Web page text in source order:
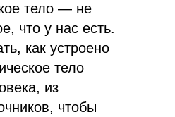
тело — не
что у нас есть.
как устроено
тело
из
чтобы